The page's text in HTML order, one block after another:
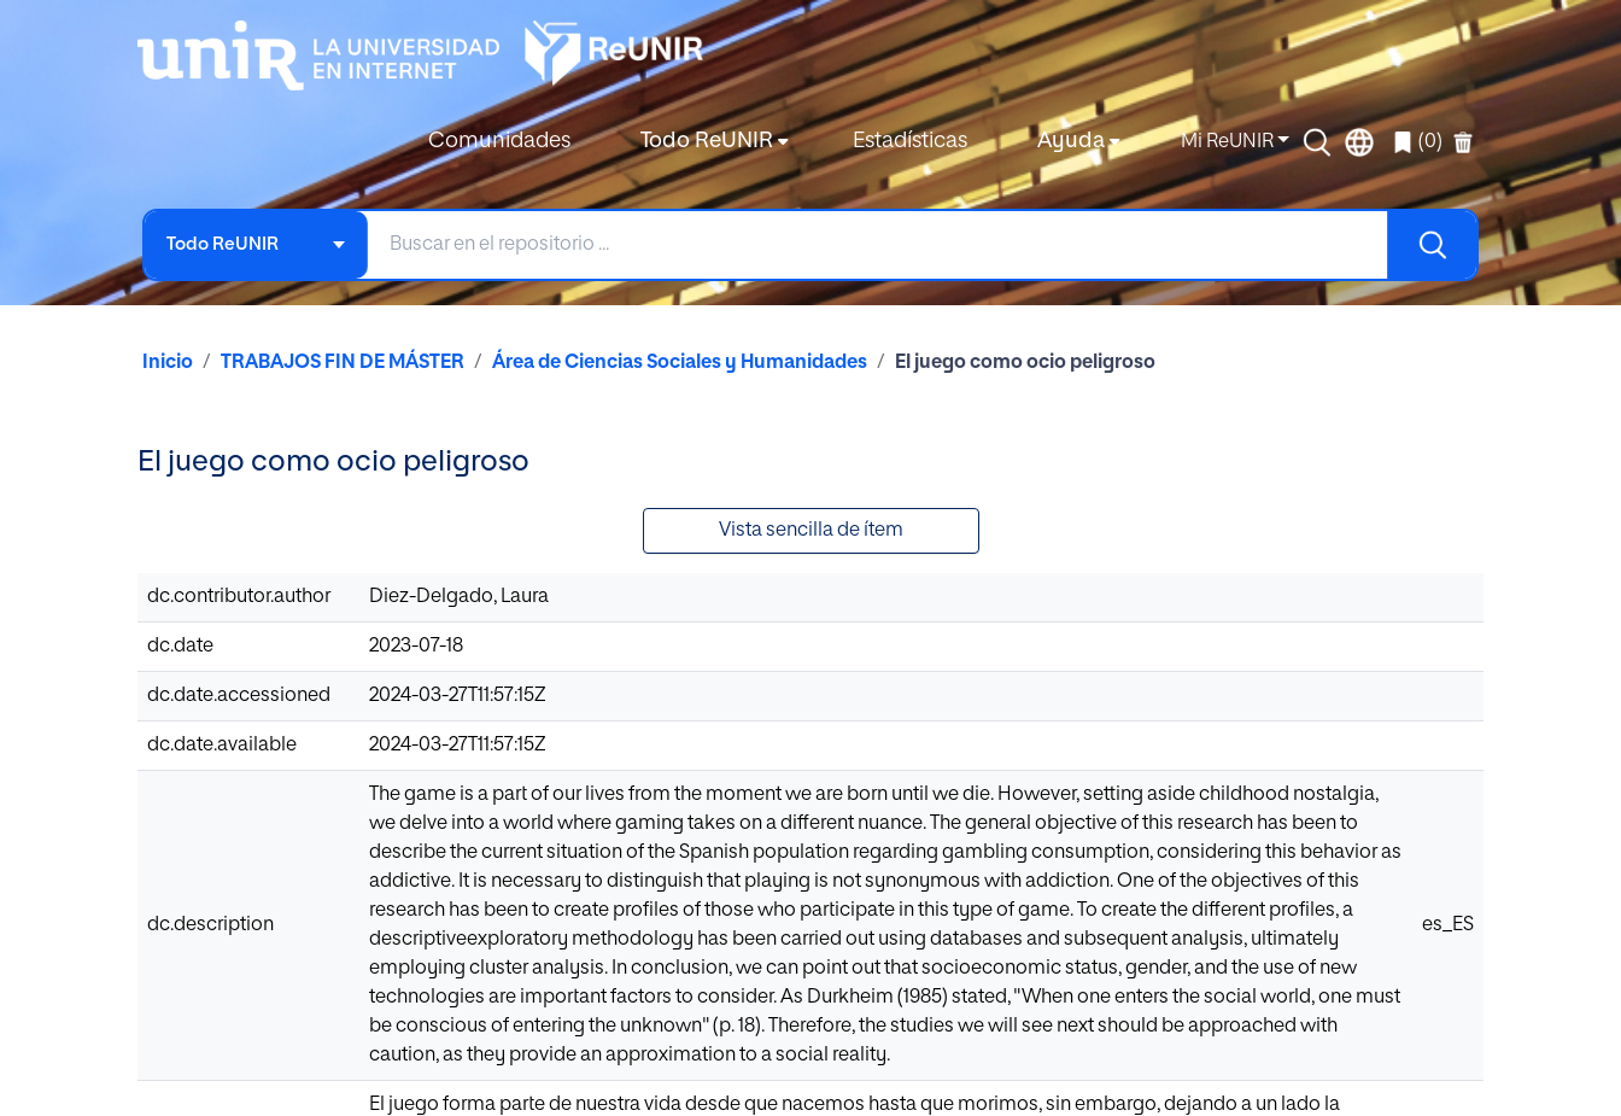
Comunidades Todo ReUNIR Estadísticas Ayuda Mi ReUNIR (0)
Todo ReUNIR
Inicio TRABAJOS FIN DE MÁSTER Área de Ciencias Sociales y Humanidades El juego como ocio peligroso
El juego como ocio peligroso
Vista sencilla de ítem
dc.contributor.author Diez-Delgado, Laura
dc.date 2023-07-18
dc.date.accessioned 2024-03-27T11:57:15Z
dc.date.available 2024-03-27T11:57:15Z
dc.description
The game is a part of our lives from the moment we are born until we die. However, setting aside childhood nostalgia,
we delve into a world where gaming takes on a different nuance. The general objective of this research has been to
describe the current situation of the Spanish population regarding gambling consumption, considering this behavior as
addictive. It is necessary to distinguish that playing is not synonymous with addiction. One of the objectives of this
research has been to create profiles of those who participate in this type of game. To create the different profiles, a
descriptiveexploratory methodology has been carried out using databases and subsequent analysis, ultimately
employing cluster analysis. In conclusion, we can point out that socioeconomic status, gender, and the use of new
technologies are important factors to consider. As Durkheim (1985) stated, "When one enters the social world, one must
be conscious of entering the unknown" (p. 18). Therefore, the studies we will see next should be approached with
caution, as they provide an approximation to a social reality.
es_ES
El juego forma parte de nuestra vida desde que nacemos hasta que morimos, sin embargo, dejando a un lado la